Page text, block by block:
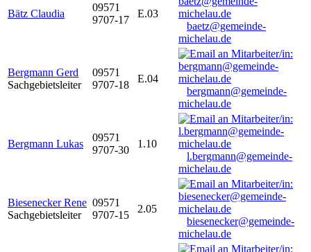
Bätz Claudia
09571
9707-17
E.03
baetz@gemeinde-
michelau.de
Bergmann Gerd
Sachgebietsleiter
09571
9707-18
E.04
bergmann@gemeinde-
michelau.de
Bergmann Lukas
09571
9707-30
1.10
l.bergmann@gemeinde-
michelau.de
Biesenecker Rene
Sachgebietsleiter
09571
9707-15
2.05
biesenecker@gemeinde-
michelau.de